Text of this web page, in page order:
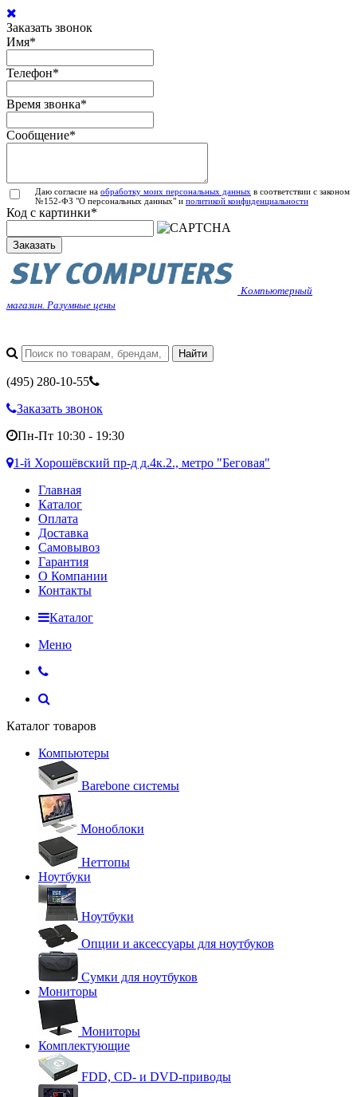
Заказать звонок
Имя*
Телефон*
Время звонка*
Сообщение*
Даю согласие на обработку моих персональных данных в соответствии с законом
№152-ФЗ "О персональных данных" и политикой конфиденциальности
Код с картинки*
Заказать
Компьютерный
магазин. Разумные цены
(495) 280-10-55
Заказать звонок
Пн-Пт 10:30 - 19:30
1-й Хорошёвский пр-д д.4к.2., метро "Беговая"
Главная
Каталог
Оплата
Доставка
Самовывоз
Гарантия
О Компании
Контакты
Каталог
Меню
Каталог товаров
Компьютеры
Barebone системы
Моноблоки
Неттопы
Ноутбуки
Ноутбуки
Опции и аксессуары для ноутбуков
Сумки для ноутбуков
Мониторы
Мониторы
Комплектующие
FDD, CD- и DVD-приводы